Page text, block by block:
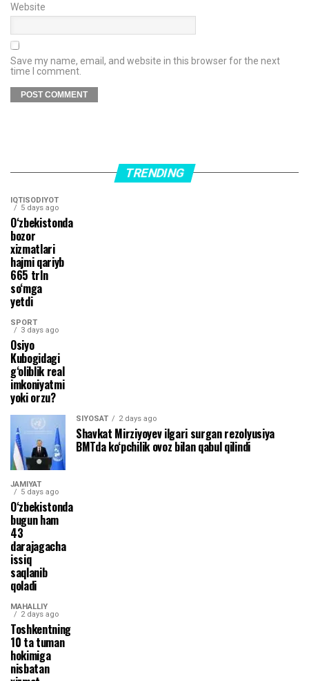
Website
Save my name, email, and website in this browser for the next
time I comment.
TRENDING
IQTISODIYOT
5 days ago
O‘zbekistonda
bozor
xizmatlari
hajmi qariyb
665 trln
so‘mga
yetdi
SPORT
3 days ago
Osiyo
Kubogidagi
g‘oliblik real
imkoniyatmi
yoki orzu?
SIYOSAT 2 days ago
Shavkat Mirziyoyev ilgari surgan rezolyusiya
BMTda ko‘pchilik ovoz bilan qabul qilindi
JAMIYAT
5 days ago
O‘zbekistonda
bugun ham
43
darajagacha
issiq
saqlanib
qoladi
MAHALLIY
2 days ago
Toshkentning
10 ta tuman
hokimiga
nisbatan